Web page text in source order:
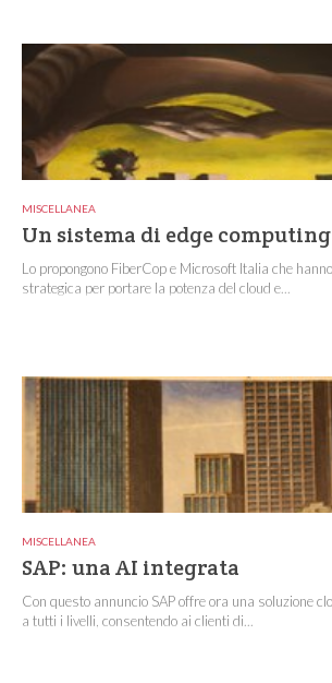
MISCELLANEA
Un sistema di edge
Lo propongono FiberCop e Microsoft Italia che
strategica per portare la potenza del cloud e...
MISCELLANEA
SAP: una AI integrata
Con questo annuncio SAP offre ora una soluzione
a tutti i livelli, consentendo ai clienti di...